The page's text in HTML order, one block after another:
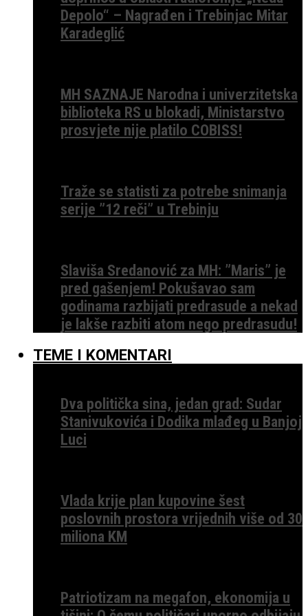
Depolo“ – Nagrađen i Trebinjac Mitar
Karadeglić
MH SAZNAJE Narodna i univerzitetska
biblioteka RS u blokadi, Ministarstvo
prosvjete nije platilo COBISS!
Traže se statisti za potrebe snimanja
serije ”12 reči” u Trebinju
Slaviša Sredanović za MH: ”Maris” je
pred gašenjem! Pokušavao sam
godinama razbijati predrasude a nekad
je lakše razbiti atom nego predrasudu!
TEME I KOMENTARI
Dva politička sina, jedan grad: Sudar
Stanivukovića i Dodika mlađeg u Banjoj
Luci
Vlada krije plan kupovine šest
poslovnih prostora vrijednih više od 30
miliona KM
Patriotizam na megafon, ekonomija u